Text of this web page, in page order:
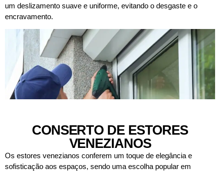
um deslizamento suave e uniforme, evitando o desgaste e o
encravamento.
CONSERTO DE ESTORES
VENEZIANOS
Os estores venezianos conferem um toque de elegância e
sofisticação aos espaços, sendo uma escolha popular em